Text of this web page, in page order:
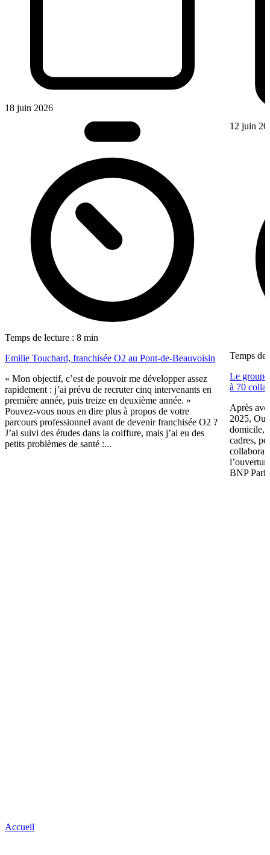
18 juin 2026
Temps de lecture : 8 min
Emilie Touchard, franchisée O2 au Pont-de-Beauvoisin
« Mon objectif, c’est de pouvoir me développer assez
rapidement : j’ai prévu de recruter cinq intervenants en
première année, puis treize en deuxième année. »
Pouvez-vous nous en dire plus à propos de votre
parcours professionnel avant de devenir franchisée O2 ?
J’ai suivi des études dans la coiffure, mais j’ai eu des
petits problèmes de santé :...
12 juin
Temps de
Le
à 70
Après
2025, Oui
domicile,
cadres,
BNP
Accueil